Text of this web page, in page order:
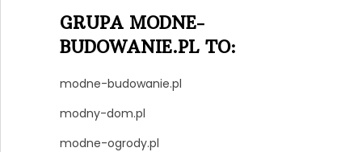
GRUPA MODNE-
BUDOWANIE.PL TO:
modne-budowanie.pl
modny-dom.pl
modne-ogrody.pl